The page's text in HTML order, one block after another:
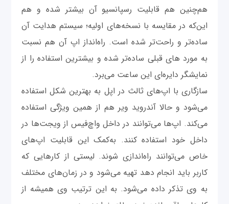
هم‌چنین هم قابلیت رسپانسیو آن بیشتر شده و هم
این‌که در مقایسه با نسخه‌های اولیه؛ سیستم هدایت آن
ساده‌تر و راحت‌تر شده است. راه‌انداز اپ آن هم نسبت
به مورد های قبلی ساده‌تر شده و بیشترین استفاده را از
نمایشگر دایره‌ای این ساعت می‌برد.
سازگاری با اپ‌های ثالث در اپل به بهترین شکل استفاده
می‌شود و حالا آندروید ویر هم از همین ویژگی استفاده
می‌کند. اپ‌ها می‌توانند در داخل واچ‌فیس از ویجت‌ها در
داخل خود استفاده کنند. به‌کمک این قابلیت اپ‌های
خاص می‌توانند راه‌اندازی شوند. لیستی از کارهایی که
کاربر باید انجام دهد تهیه می‌شود و در زمان‌های مختلف
به وی تذکر داده می‌شود. به این ترتیب وی همیشه از